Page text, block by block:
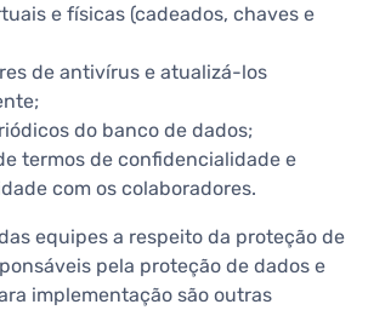
e físicas (cadeados, chaves e
de antivírus e atualizá-los
do banco de dados;
termos de confidencialidade e
com os colaboradores.
equipes a respeito da proteção de
pela proteção de dados e
implementação são outras